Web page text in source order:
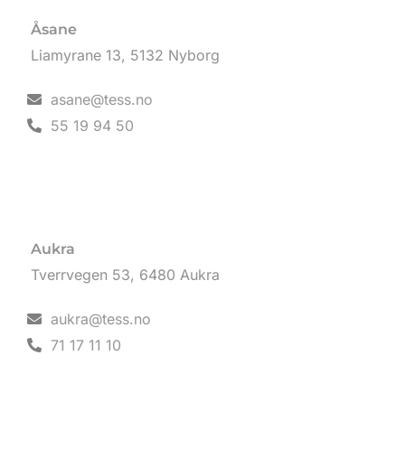
Åsane
Liamyrane 13, 5132 Nyborg
asane@tess.no
55 19 94 50
Aukra
Tverrvegen 53, 6480 Aukra
aukra@tess.no
71 17 11 10